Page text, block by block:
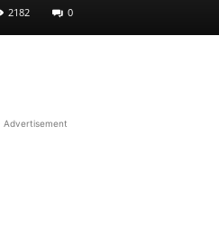
2182 0
Advertisement